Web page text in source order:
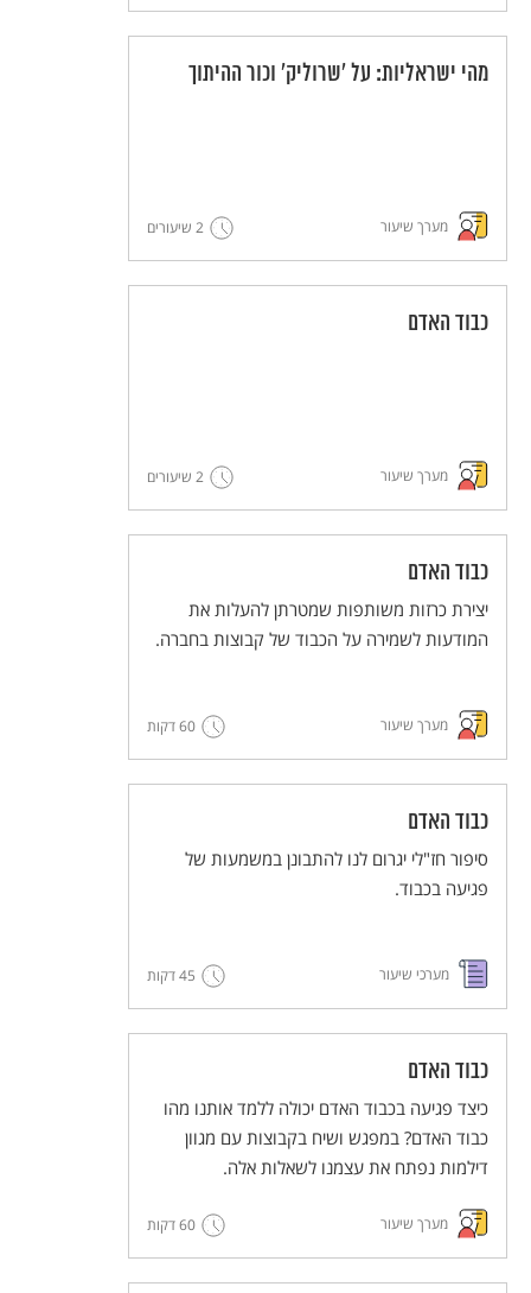
מהי ישראליות: על 'שרוליק' וכור ההיתוך
מערך שיעור 2 שיעורים
כבוד האדם
מערך שיעור 2 שיעורים
כבוד האדם
יצירת כרזות משותפות שמטרתן להעלות את
המודעות לשמירה על הכבוד של קבוצות בחברה.
מערך שיעור 60 דקות
כבוד האדם
סיפור חז"לי יגרום לנו להתבונן במשמעות של
פגיעה בכבוד.
מערכי שיעור 45 דקות
כבוד האדם
כיצד פגיעה בכבוד האדם יכולה ללמד אותנו מהו
כבוד האדם? במפגש ושיח בקבוצות עם מגוון
דילמות נפתח את עצמנו לשאלות אלה.
מערך שיעור 60 דקות